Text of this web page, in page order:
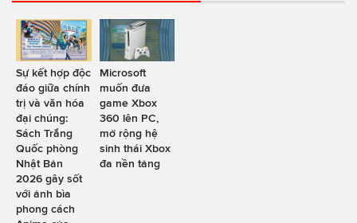
Sự kết hợp độc
đáo giữa chính
trị và văn hóa
đại chúng:
Sách Trắng
Quốc phòng
Nhật Bản
2026 gây sốt
với ảnh bìa
phong cách
Microsoft
muốn đưa
game Xbox
360 lên PC,
mở rộng hệ
sinh thái Xbox
đa nền tảng